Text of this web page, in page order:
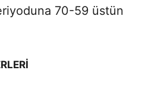
70-59 üstün